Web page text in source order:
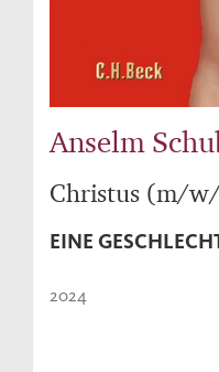
Anselm
Christus (m/
EINE
2024